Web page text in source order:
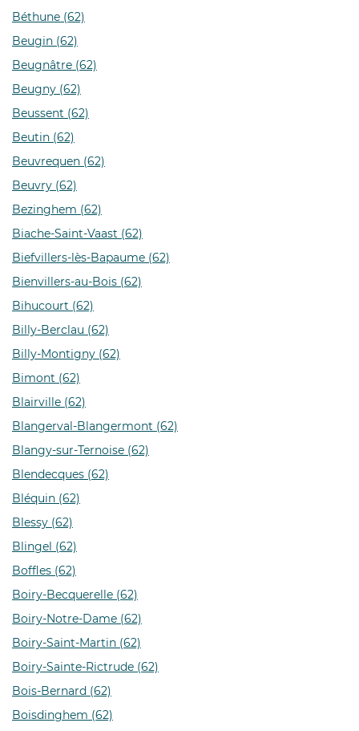
Béthune (62)
Beugin (62)
Beugnâtre (62)
Beugny (62)
Beussent (62)
Beutin (62)
Beuvrequen (62)
Beuvry (62)
Bezinghem (62)
Biache-Saint-Vaast (62)
Biefvillers-lès-Bapaume (62)
Bienvillers-au-Bois (62)
Bihucourt (62)
Billy-Berclau (62)
Billy-Montigny (62)
Bimont (62)
Blairville (62)
Blangerval-Blangermont (62)
Blangy-sur-Ternoise (62)
Blendecques (62)
Bléquin (62)
Blessy (62)
Blingel (62)
Boffles (62)
Boiry-Becquerelle (62)
Boiry-Notre-Dame (62)
Boiry-Saint-Martin (62)
Boiry-Sainte-Rictrude (62)
Bois-Bernard (62)
Boisdinghem (62)